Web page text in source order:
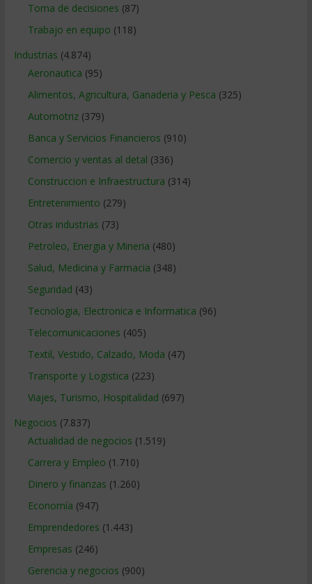
Toma de decisiones (87)
Trabajo en equipo (118)
Industrias (4.874)
Aeronautica (95)
Alimentos, Agricultura, Ganaderia y Pesca (325)
Automotriz(379)
Banca y Servicios Financieros (910)
Comercio y ventas al detal (336)
Construccion e Infraestructura (314)
Entretenimiento (279)
Otras industrias (73)
Petroleo, Energia y Mineria (480)
Salud, Medicina y Farmacia (348)
Seguridad (43)
Tecnologia, Electronica e Informatica (96)
Telecomunicaciones (405)
Textil, Vestido, Calzado, Moda (47)
Transporte y Logistica (223)
Viajes, Turismo, Hospitalidad (697)
Negocios (7.837)
Actualidad de negocios (1.519)
Carrera y Empleo (1.710)
Dinero y finanzas (1.260)
Economía (947)
Emprendedores (1.443)
Empresas (246)
Gerencia y negocios (900)